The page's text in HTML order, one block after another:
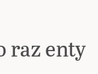
raz enty